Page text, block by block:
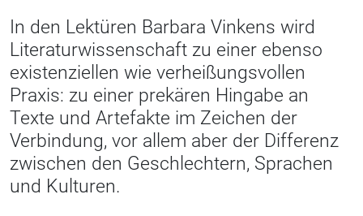
In den Lektüren Barbara Vinkens wird
Literaturwissenschaft zu einer ebenso
existenziellen wie verheißungsvollen
Praxis: zu einer prekären Hingabe an
Texte und Artefakte im Zeichen der
Verbindung, vor allem aber der Differenz
zwischen den Geschlechtern, Sprachen
und Kulturen.